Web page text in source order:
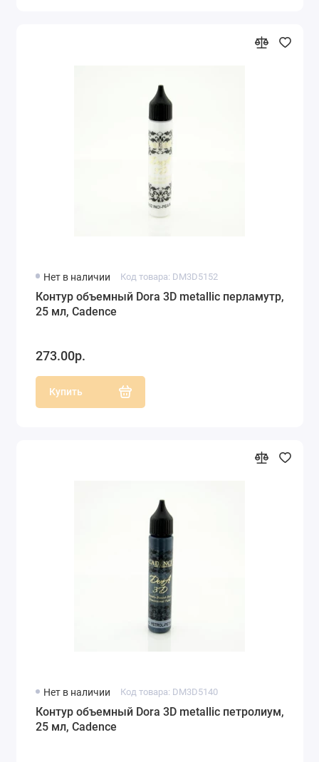
Нет в наличии Код товара: DM3D5152
Контур объемный Dora 3D metallic перламутр,
25 мл, Cadence
273.00р.
Купить
Нет в наличии Код товара: DM3D5140
Контур объемный Dora 3D metallic петролиум,
25 мл, Cadence